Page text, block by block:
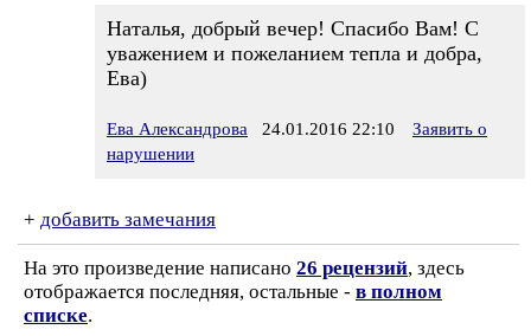
Наталья, добрый вечер! Спасибо Вам! С
уважением и пожеланием тепла и добра,
Ева)
Ева Александрова 24.01.2016 22:10
Заявить о
нарушении
+ добавить замечания
На это произведение написано 26 рецензий, здесь
отображается последняя, остальные - в полном
списке.